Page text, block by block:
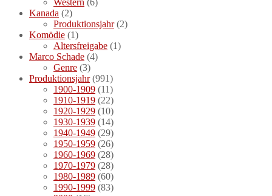
Kanada (2)
Produktionsjahr(2)
Komödie (1)
Altersfreigabe (1)
Marco Schade (4)
Genre (3)
Produktionsjahr(991)
1900-1909 (11)
1910-1919 (22)
1920-1929 (10)
1930-1939 (14)
1940-1949 (29)
1950-1959 (26)
1960-1969 (28)
1970-1979 (28)
1980-1989 (60)
1990-1999 (83)